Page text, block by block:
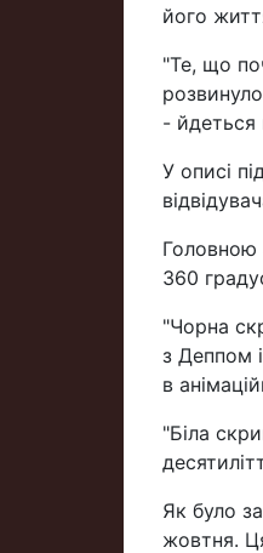
його
"Те, що
- йдеться
У описі
Головною
360
"Чорна
з Деппом
в
"Біла
Як було
жовтня.